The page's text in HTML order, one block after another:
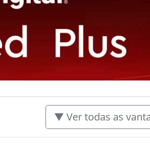
▼ Ver todas as